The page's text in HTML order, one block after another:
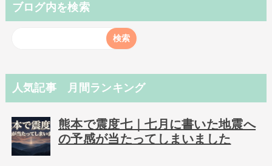
ブログ内を検索
人気記事 月間ランキング
熊本で震度七｜七月に書いた地震へ
の予感が当たってしまいました